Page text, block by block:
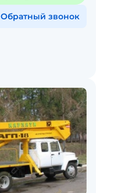
Обратный звонок